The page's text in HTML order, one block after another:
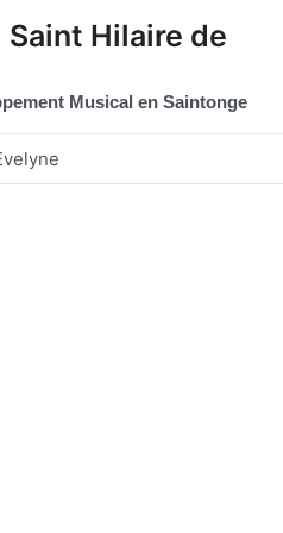
Saint Hilaire de
Musical en Saintonge